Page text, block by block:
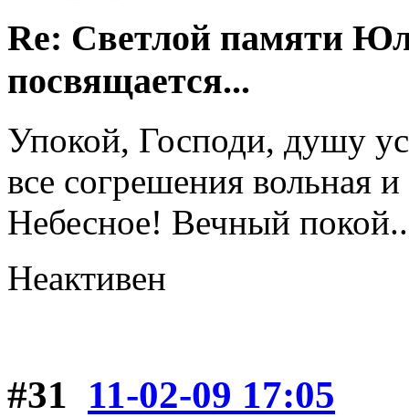
Re: Светлой памяти
посвящается...
Упокой, Господи, душу
все согрешения вольная
Небесное! Вечный
Неактивен
#31 11-02-09 17:05